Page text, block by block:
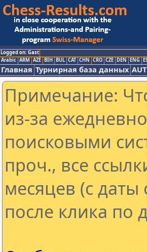
Logged on: Gast
Arabic ARM AZE BIH BUL CAT CHN CRO CZE DEN ENG
Главная Турнирная база данных AUT
Примечание:
из-за
поисковыми
проч., все
месяцев (с
после клика по